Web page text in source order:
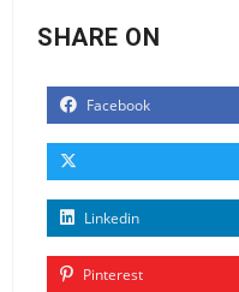
SHARE ON
Facebook
Linkedin
Pinterest